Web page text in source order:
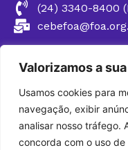
Valorizamos a
Usamos cookies para
navegação, exibir
analisar nosso tráfego.
concorda com o uso de
(24) 3340-8400